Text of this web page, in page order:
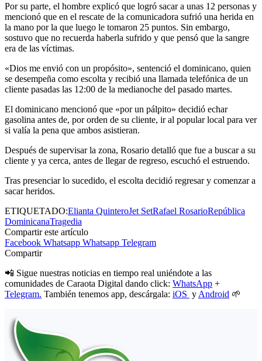
Por su parte, el hombre explicó que logró sacar a unas 12 personas y
mencionó que en el rescate de la comunicadora sufrió una herida en
la mano por la que luego le tomaron 25 puntos. Sin embargo,
sostuvo que no recuerda haberla sufrido y que pensó que la sangre
era de las víctimas.
«Dios me envió con un propósito», sentenció el dominicano, quien
se desempeña como escolta y recibió una llamada telefónica de un
cliente pasadas las 12:00 de la medianoche del pasado martes.
El dominicano mencionó que «por un pálpito» decidió echar
gasolina antes de, por orden de su cliente, ir al popular local para ver
si valía la pena que ambos asistieran.
Después de supervisar la zona, Rosario detalló que fue a buscar a su
cliente y ya cerca, antes de llegar de regreso, escuchó el estruendo.
Tras presenciar lo sucedido, el escolta decidió regresar y comenzar a
sacar heridos.
ETIQUETADO:Elianta QuinteroJet SetRafael RosarioRepública
DominicanaTragedia
Compartir este artículo
Facebook Whatsapp Whatsapp Telegram
Compartir
📲 Sigue nuestras noticias en tiempo real uniéndote a las
comunidades de Caraota Digital dando click: WhatsApp +
Telegram. También tenemos app, descárgala: iOS y Android 🌱